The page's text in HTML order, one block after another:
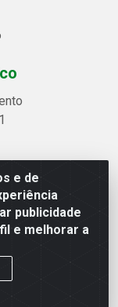
e de
publicidade
e melhorar a
2521 -
- CEP 29.901-605